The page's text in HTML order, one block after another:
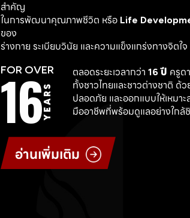
สำคัญ
ในการพัฒนาคุณภาพชีวิต หรือ Life
ของ
ร่างกาย ระเบียบวินัย และความแข็งแกร่งทางจิตใจ
FOR OVER
16YEARS
ตลอดระยะเวลากว่า 16 ปี ครูด
ทั้งชาวไทยและชาวต่างชาติ ด้
ปลอดภัย และออกแบบให้เหมา
มืออาชีพที่พร้อมดูแลอย่างใกล้
อ่านเพิ่มเติม